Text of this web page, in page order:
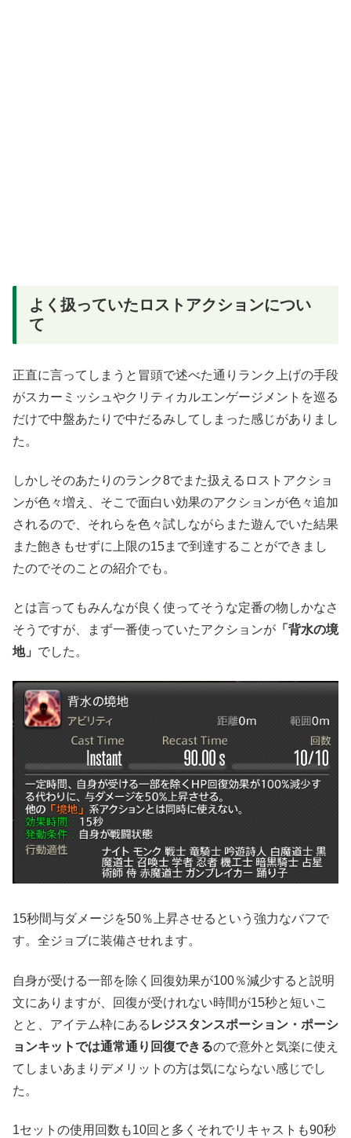
よく扱っていたロストアクションについ
て
正直に言ってしまうと冒頭で述べた通りランク上げの手段
がスカーミッシュやクリティカルエンゲージメントを巡る
だけで中盤あたりで中だるみしてしまった感じがありまし
た。
しかしそのあたりのランク8でまた扱えるロストアクショ
ンが色々増え、そこで面白い効果のアクションが色々追加
されるので、それらを色々試しながらまた遊んでいた結果
また飽きもせずに上限の15まで到達することができまし
たのでそのことの紹介でも。
とは言ってもみんなが良く使ってそうな定番の物しかなさ
そうですが、まず一番使っていたアクションが 「背水の境
地」 でした。
15秒間与ダメージを50％上昇させるという強力なバフで
す。全ジョブに装備させれます。
自身が受ける一部を除く回復効果が100％減少すると説明
文にありますが、回復が受けれない時間が15秒と短いこ
とと、アイテム枠にある レジスタンスポーション・ポーシ
ョンキットでは通常通り回復できるので意外と気楽に使え
てしまいあまりデメリットの方は気にならない感じでし
た。
1セットの使用回数も10回と多くそれでリキャストも90秒